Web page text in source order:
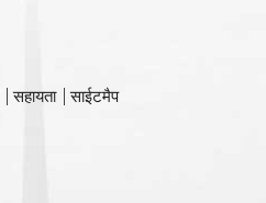
सहायता
साईटमैप